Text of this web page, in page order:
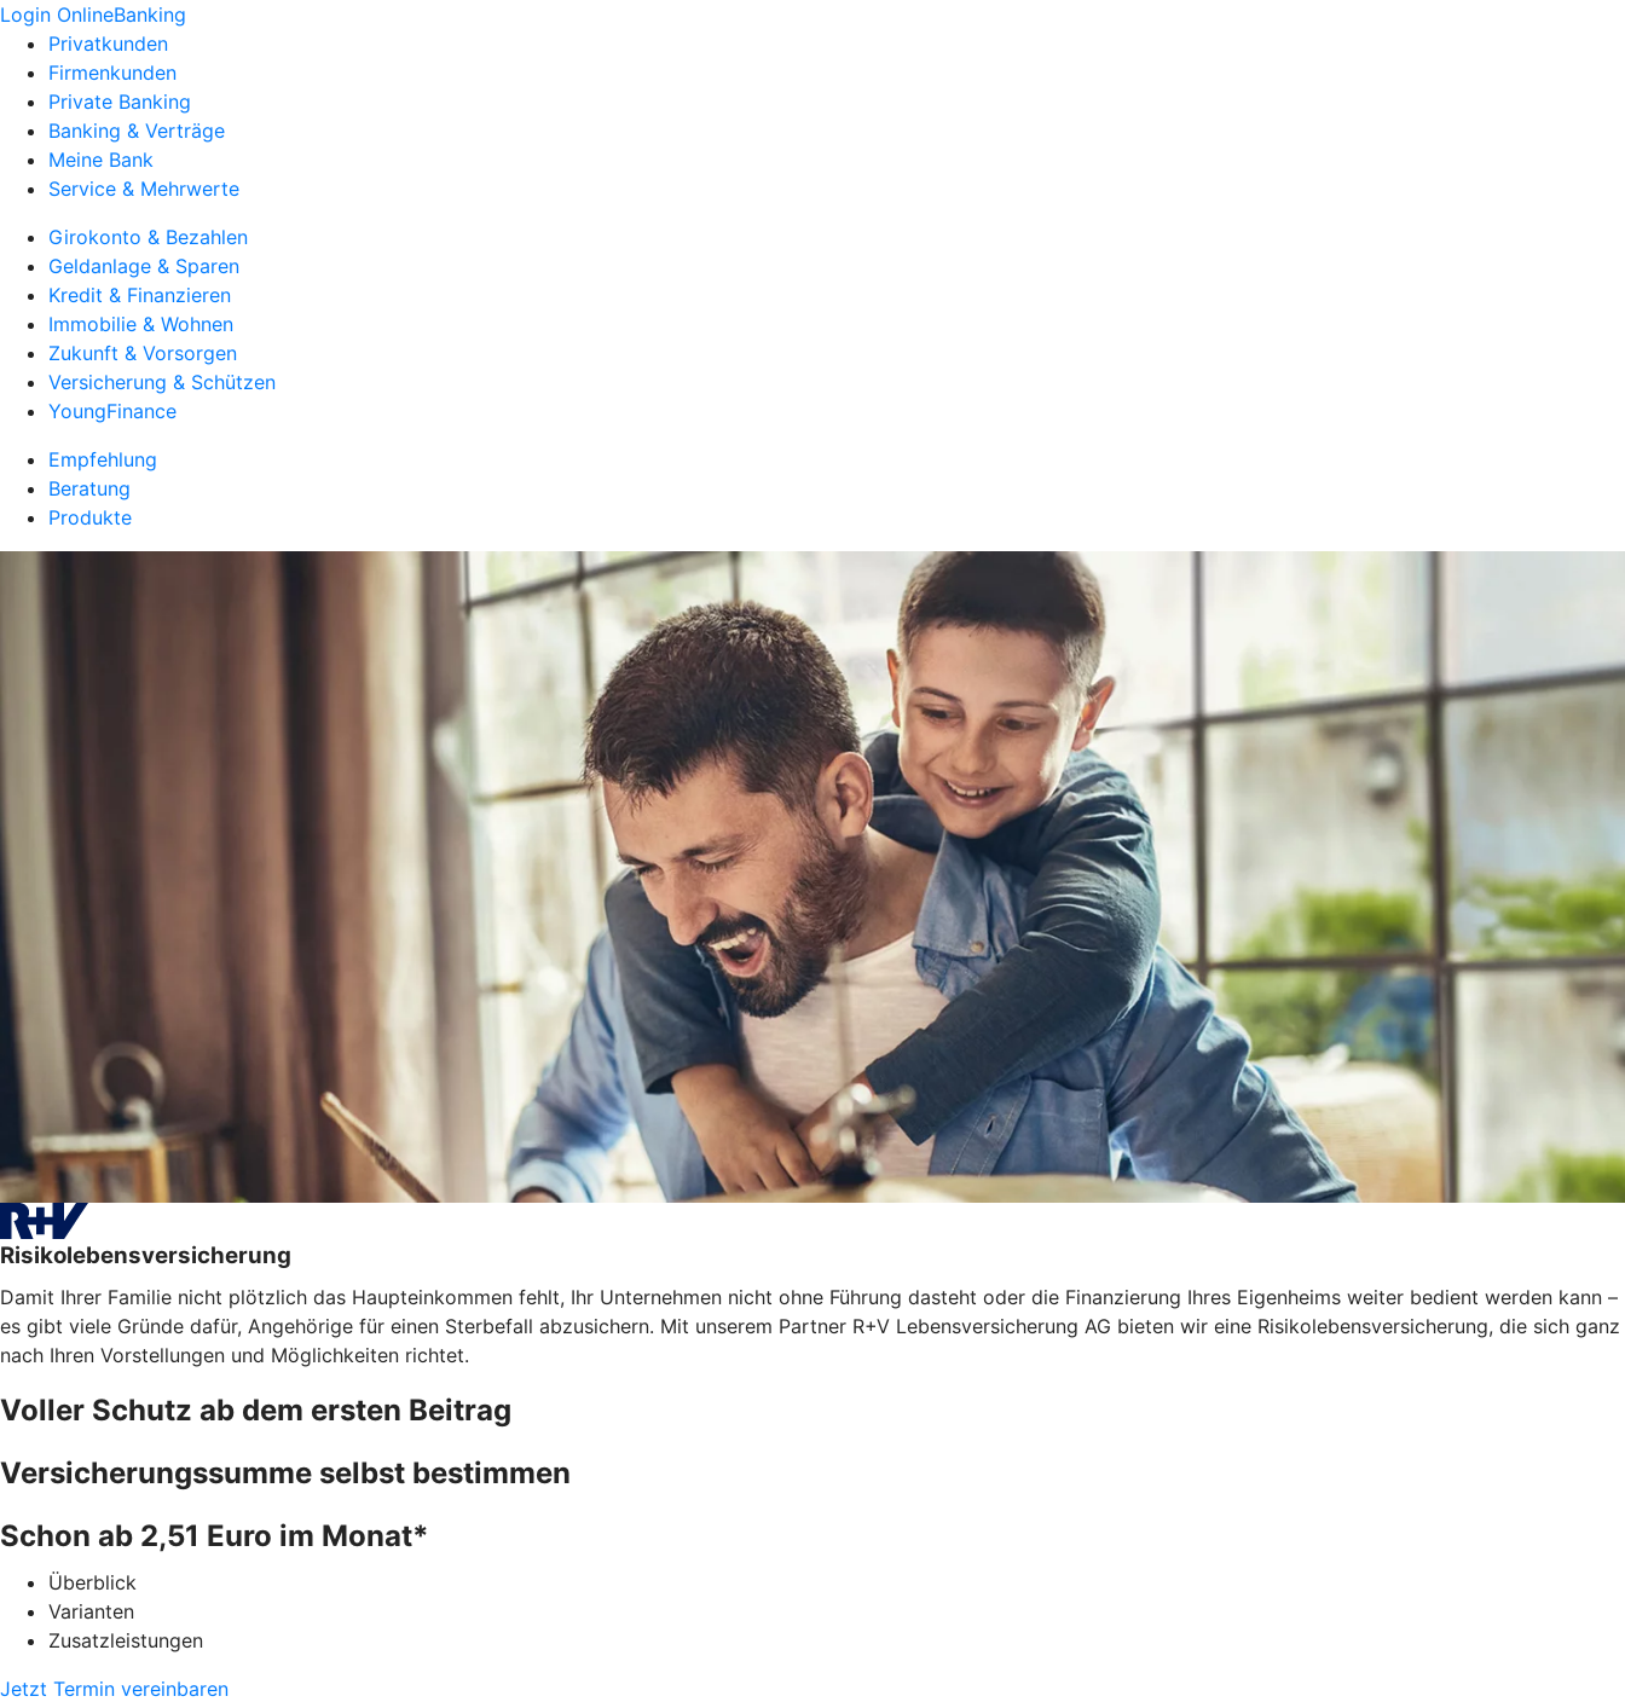
Login OnlineBanking
Privatkunden
Firmenkunden
Private Banking
Banking & Verträge
Meine Bank
Service & Mehrwerte
Girokonto & Bezahlen
Geldanlage & Sparen
Kredit & Finanzieren
Immobilie & Wohnen
Zukunft & Vorsorgen
Versicherung & Schützen
YoungFinance
Empfehlung
Beratung
Produkte
Risikolebensversicherung
Damit Ihrer Familie nicht plötzlich das Haupteinkommen fehlt, Ihr Unternehmen nicht ohne Führung dasteht oder die Finanzierung Ihres Eigenheims weiter bedient werden kann –
es gibt viele Gründe dafür, Angehörige für einen Sterbefall abzusichern. Mit unserem Partner R+V Lebensversicherung AG bieten wir eine Risikolebensversicherung, die sich ganz
nach Ihren Vorstellungen und Möglichkeiten richtet.
Voller Schutz ab dem ersten Beitrag
Versicherungssumme selbst bestimmen
Schon ab 2,51 Euro im Monat*
Überblick
Varianten
Zusatzleistungen
Jetzt Termin vereinbaren